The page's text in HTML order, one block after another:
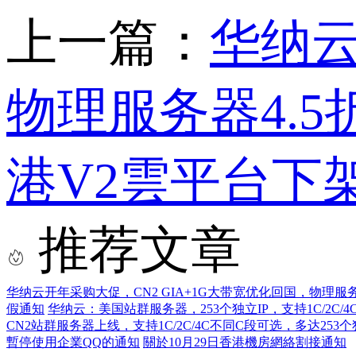
上一篇： 华纳
物理服务器4.5
港V2雲平台下
推荐文章
华纳云开年采购大促，CN2 GIA+1G大带宽优化回国，物理服
假通知 华纳云：美国站群服务器，253个独立IP，支持1C/2C/
CN2站群服务器上线，支持1C/2C/4C不同C段可选，多达253
暫停使用企業QQ的通知 關於10月29日香港機房網絡割接通知